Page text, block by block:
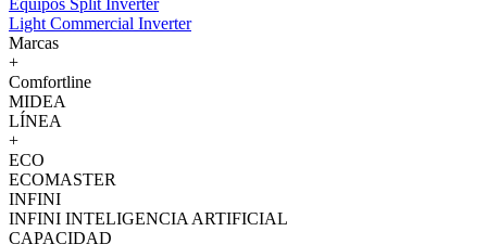
Light Commercial Inverter
Marcas
+
Comfortline
MIDEA
LÍNEA
+
ECO
ECOMASTER
INFINI
INFINI INTELIGENCIA ARTIFICIAL
CAPACIDAD